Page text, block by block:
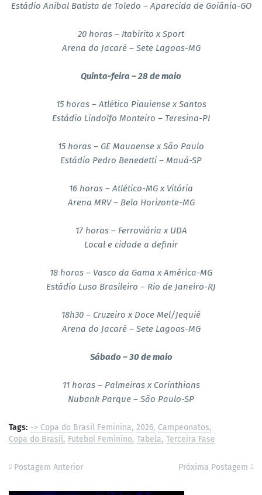
Estádio Aníbal Batista de Toledo – Aparecida de Goiânia-GO
20 horas – Itabirito x Sport
Arena do Jacaré – Sete Lagoas-MG
Quinta-feira – 28 de maio
15 horas – Atlético Piauiense x Santos
Estádio Lindolfo Monteiro – Teresina-PI
15 horas – GE Mauaense x São Paulo
Estádio Pedro Benedetti – Mauá-SP
16 horas – Atlético-MG x Vitória
Arena MRV – Belo Horizonte-MG
17 horas – Ferroviária x UDA
Local e cidade a definir
18 horas – Vasco da Gama x América-MG
Estádio Luso Brasileiro – Rio de Janeiro-RJ
18h30 – Cruzeiro x Doce Mel/Jequié
Arena do Jacaré – Sete Lagoas-MG
Sábado – 30 de maio
11 horas – Palmeiras x Corinthians
Nubank Parque – São Paulo-SP
Tags: -> Copa do Brasil Feminina 2026 Campeonatos
Copa do Brasil Futebol Feminino Tabela Terceira Fase
Postagem Anterior Próxima Postagem